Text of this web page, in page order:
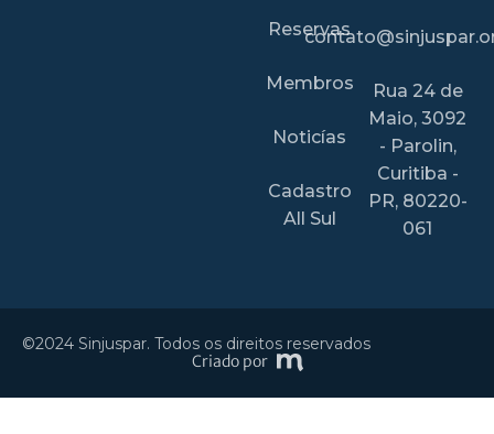
Reservas
Membros
Noticías
Cadastro
All Sul
Rua 24 de
Maio, 3092
- Parolin,
Curitiba -
PR, 80220-
061
©2024 Sinjuspar. Todos os direitos reservados
Criado por